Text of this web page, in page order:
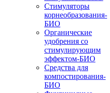
Стимуляторы
корнеобразования-
БИО
Органические
удобрения со
стимулирующим
эффектом-БИО
Средства для
компостирования-
БИО